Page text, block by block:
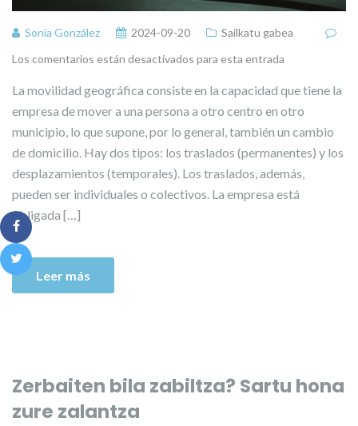
Sonia González 2024-09-20
Sailkatu gabea
Los comentarios están desactivados para esta entrada
La movilidad geográfica consiste en la capacidad que tiene la
empresa de mover a una persona a otro centro en otro
municipio, lo que supone, por lo general, también un cambio
de domicilio. Hay dos tipos: los traslados (permanentes) y los
desplazamientos (temporales). Los traslados, además,
pueden ser individuales o colectivos. La empresa está
obligada […]
Leer más
Zerbaiten bila zabiltza? Sartu hona
zure zalantza